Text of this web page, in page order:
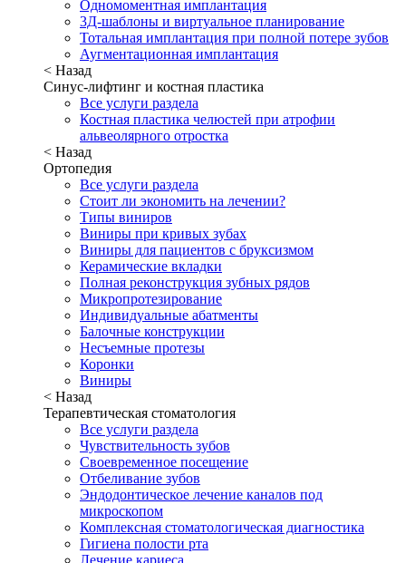
Одномоментная имплантация
3Д-шаблоны и виртуальное планирование
Тотальная имплантация при полной потере зубов
Аугментационная имплантация
< Назад
Синус-лифтинг и костная пластика
Все услуги раздела
Костная пластика челюстей при атрофии
альвеолярного отростка
< Назад
Ортопедия
Все услуги раздела
Стоит ли экономить на лечении?
Типы виниров
Виниры при кривых зубах
Виниры для пациентов с бруксизмом
Керамические вкладки
Полная реконструкция зубных рядов
Микропротезирование
Индивидуальные абатменты
Балочные конструкции
Несъемные протезы
Коронки
Виниры
< Назад
Терапевтическая стоматология
Все услуги раздела
Чувствительность зубов
Своевременное посещение
Отбеливание зубов
Эндодонтическое лечение каналов под
микроскопом
Комплексная стоматологическая диагностика
Гигиена полости рта